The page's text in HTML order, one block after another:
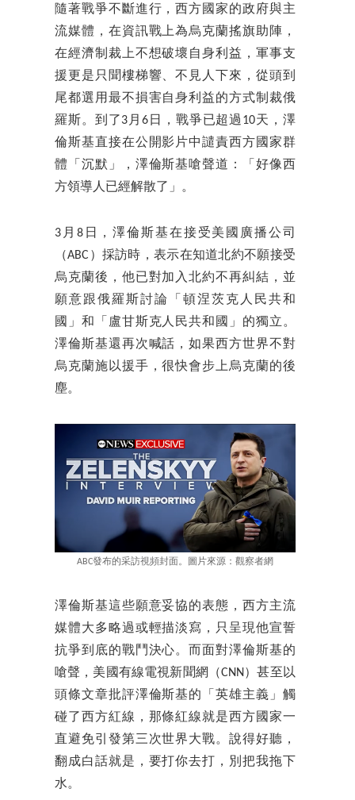
隨著戰爭不斷進行，西方國家的政府與主
流媒體，在資訊戰上為烏克蘭搖旗助陣，
在經濟制裁上不想破壞自身利益，軍事支
援更是只聞樓梯響、不見人下來，從頭到
尾都選用最不損害自身利益的方式制裁俄
羅斯。到了3月6日，戰爭已超過10天，澤
倫斯基直接在公開影片中譴責西方國家群
體「沉默」，澤倫斯基嗆聲道：「好像西
方領導人已經解散了」。
3月8日，澤倫斯基在接受美國廣播公司
（ABC）採訪時，表示在知道北約不願接受
烏克蘭後，他已對加入北約不再糾結，並
願意跟俄羅斯討論「頓涅茨克人民共和
國」和「盧甘斯克人民共和國」的獨立。
澤倫斯基還再次喊話，如果西方世界不對
烏克蘭施以援手，很快會步上烏克蘭的後
塵。
ABC發布的采訪視頻封面。圖片來源：觀察者網
澤倫斯基這些願意妥協的表態，西方主流
媒體大多略過或輕描淡寫，只呈現他宣誓
抗爭到底的戰鬥決心。而面對澤倫斯基的
嗆聲，美國有線電視新聞網（CNN）甚至以
頭條文章批評澤倫斯基的「英雄主義」觸
碰了西方紅線，那條紅線就是西方國家一
直避免引發第三次世界大戰。說得好聽，
翻成白話就是，要打你去打，別把我拖下
水。